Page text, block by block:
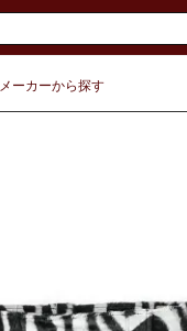
メーカーから探す